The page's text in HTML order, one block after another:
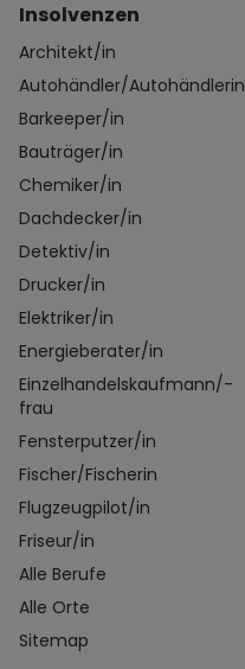
Insolvenzen
Architekt/in
Autohändler/Autohändlerin
Barkeeper/in
Bauträger/in
Chemiker/in
Dachdecker/in
Detektiv/in
Drucker/in
Elektriker/in
Energieberater/in
Einzelhandelskaufmann/-
frau
Fensterputzer/in
Fischer/Fischerin
Flugzeugpilot/in
Friseur/in
Alle Berufe
Alle Orte
Sitemap